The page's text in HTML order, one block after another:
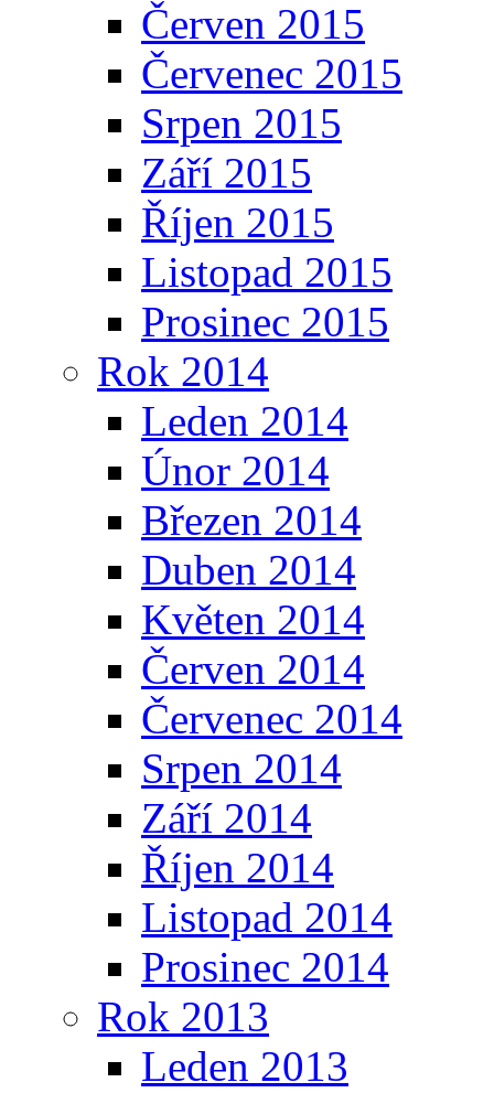
Červen 2015
Červenec 2015
Srpen 2015
Září 2015
Říjen 2015
Listopad 2015
Prosinec 2015
Rok 2014
Leden 2014
Únor 2014
Březen 2014
Duben 2014
Květen 2014
Červen 2014
Červenec 2014
Srpen 2014
Září 2014
Říjen 2014
Listopad 2014
Prosinec 2014
Rok 2013
Leden 2013